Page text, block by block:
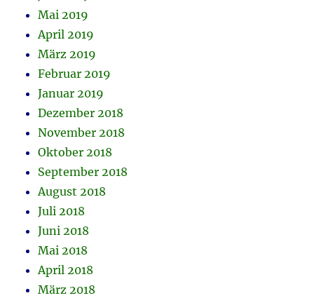
Mai 2019
April 2019
März 2019
Februar 2019
Januar 2019
Dezember 2018
November 2018
Oktober 2018
September 2018
August 2018
Juli 2018
Juni 2018
Mai 2018
April 2018
März 2018